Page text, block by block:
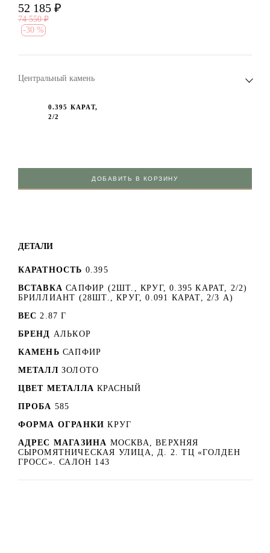
52 185 ₽
74 550 ₽
-30 %
Центральный камень
0.395 КАРАТ,
2/2
ДОБАВИТЬ В КОРЗИНУ
ДЕТАЛИ
КАРАТНОСТЬ 0.395
ВСТАВКА САПФИР (2ШТ., КРУГ, 0.395 КАРАТ, 2/2)
БРИЛЛИАНТ (28ШТ., КРУГ, 0.091 КАРАТ, 2/3 А)
ВЕС 2.87 Г
БРЕНД АЛЬКОР
КАМЕНЬ САПФИР
МЕТАЛЛ ЗОЛОТО
ЦВЕТ МЕТАЛЛА КРАСНЫЙ
ПРОБА 585
ФОРМА ОГРАНКИ КРУГ
АДРЕС МАГАЗИНА МОСКВА, ВЕРХНЯЯ
СЫРОМЯТНИЧЕСКАЯ УЛИЦА, Д. 2. ТЦ «ГОЛДЕН
ГРОСС». САЛОН 143